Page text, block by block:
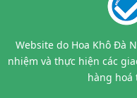
Website do Hoa Khô Đà
nhiệm và thực hiện các
hàng hoá